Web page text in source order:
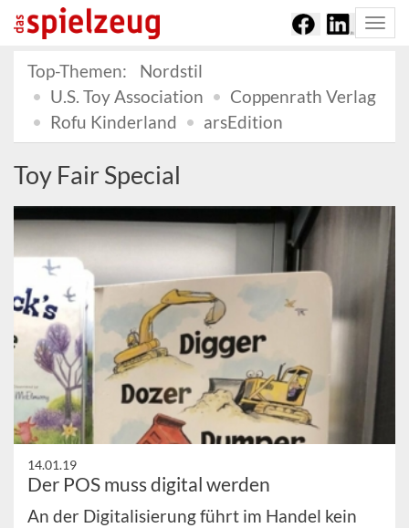
Top-Themen:
Nordstil
U.S. Toy Association
Coppenrath Verlag
Rofu Kinderland
arsEdition
Toy Fair Special
14.01.19
Der POS muss digital werden
An der Digitalisierung führt im Handel kein